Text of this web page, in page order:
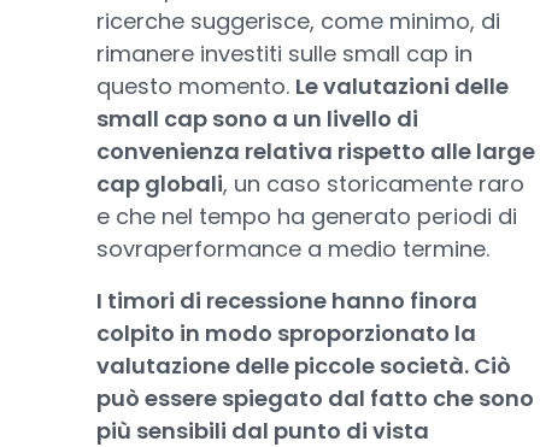
ricerche suggerisce, come minimo, di
rimanere investiti sulle small cap in
questo momento. Le valutazioni delle
small cap sono a un livello di
convenienza relativa rispetto alle large
cap globali, un caso storicamente raro
e che nel tempo ha generato periodi di
sovraperformance a medio termine.
I timori di recessione hanno finora
colpito in modo sproporzionato la
valutazione delle piccole società. Ciò
può essere spiegato dal fatto che sono
più sensibili dal punto di vista